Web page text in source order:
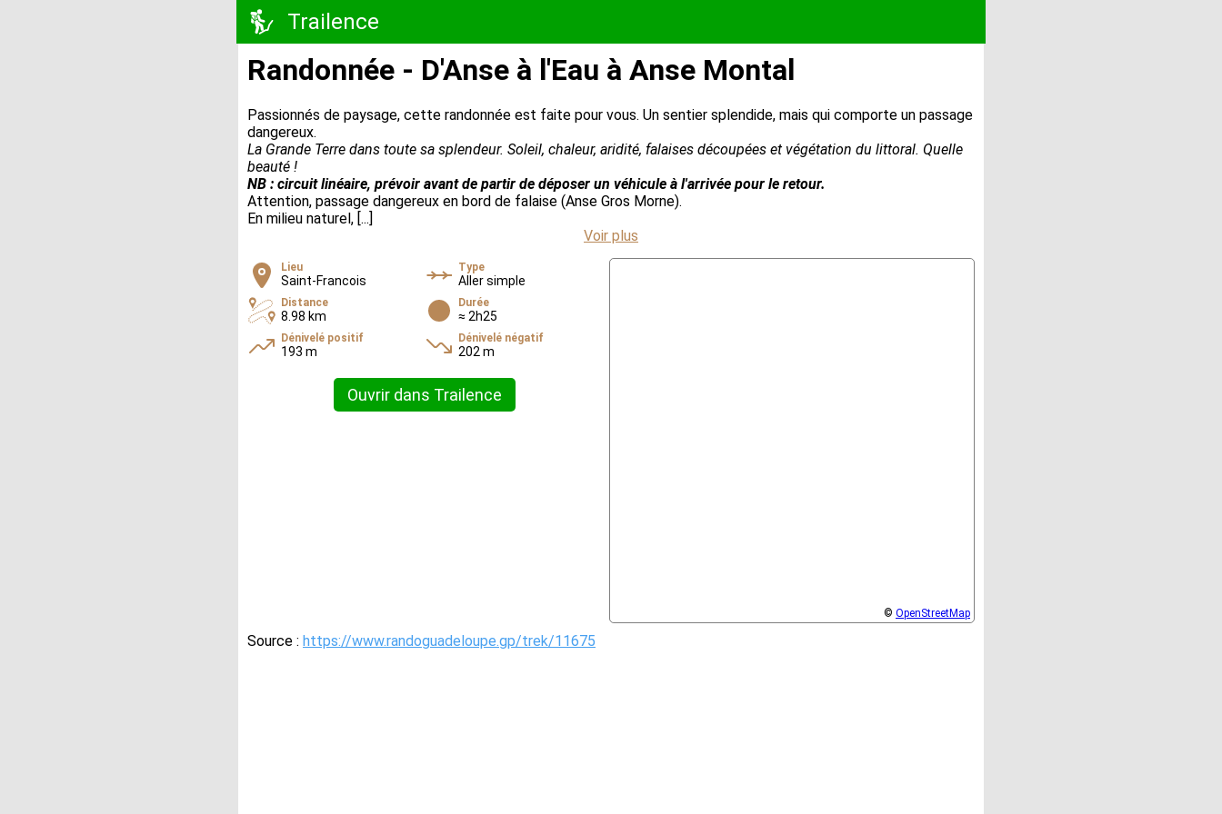
Trailence
Randonnée - D'Anse à l'Eau à Anse Montal
Passionnés de paysage, cette randonnée est faite pour vous. Un sentier splendide, mais qui comporte un passage
dangereux.
La Grande Terre dans toute sa splendeur. Soleil, chaleur, aridité, falaises découpées et végétation du littoral. Quelle
beauté !
NB : circuit linéaire, prévoir avant de partir de déposer un véhicule à l'arrivée pour le retour.
Attention, passage dangereux en bord de falaise (Anse Gros Morne).
En milieu naturel, [...]
Voir plus
Lieu
Saint-Francois
Type
Aller simple
Distance
8.98 km
Durée
≈ 2h25
Dénivelé positif
193 m
Dénivelé négatif
202 m
Ouvrir dans Trailence
© OpenStreetMap
Source : https://www.randoguadeloupe.gp/trek/11675